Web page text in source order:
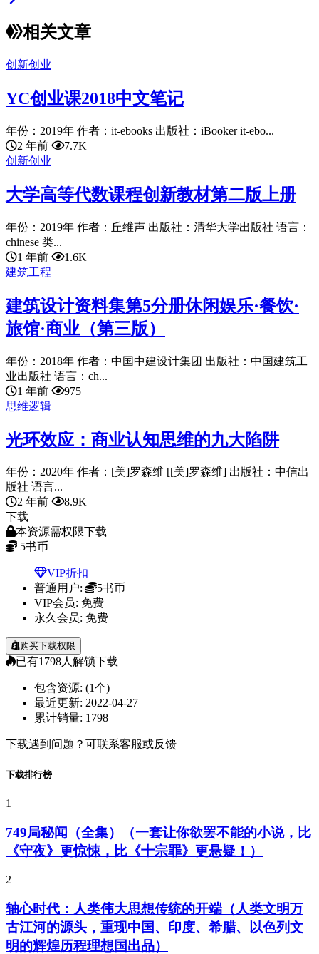
相关文章
创新创业
YC创业课2018中文笔记
年份：2019年 作者：it-ebooks 出版社：iBooker it-ebo...
2 年前
7.7K
创新创业
大学高等代数课程创新教材第二版上册
年份：2019年 作者：丘维声 出版社：清华大学出版社 语言：
chinese 类...
1 年前
1.6K
建筑工程
建筑设计资料集第5分册休闲娱乐·餐饮·
旅馆·商业（第三版）
年份：2018年 作者：中国中建设计集团 出版社：中国建筑工
业出版社 语言：ch...
1 年前
975
思维逻辑
光环效应：商业认知思维的九大陷阱
年份：2020年 作者：[美]罗森维 [[美]罗森维] 出版社：中信出
版社 语言...
2 年前
8.9K
下载
本资源需权限下载
5书币
VIP折扣
普通用户:
5书币
VIP会员: 免费
永久会员: 免费
购买下载权限
已有1798人解锁下载
包含资源: (1个)
最近更新: 2022-04-27
累计销量: 1798
下载遇到问题？可联系客服或反馈
下载排行榜
1
749局秘闻（全集）（一套让你欲罢不能的小说，比
《守夜》更惊悚，比《十宗罪》更悬疑！）
2
轴心时代：人类伟大思想传统的开端（人类文明万
古江河的源头，重现中国、印度、希腊、以色列文
明的辉煌历程理想国出品）